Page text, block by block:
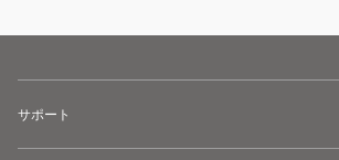
サポート